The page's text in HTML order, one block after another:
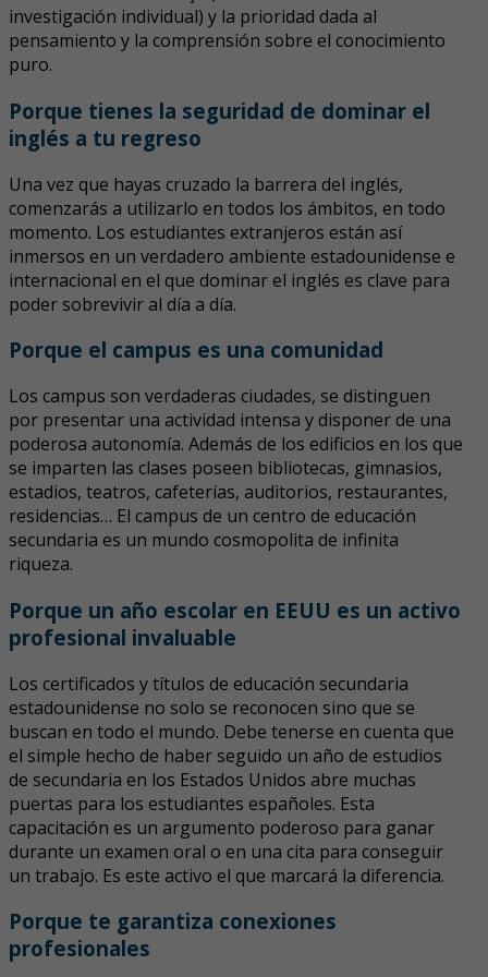
investigación individual) y la prioridad dada al
pensamiento y la comprensión sobre el conocimiento
puro.
Porque tienes la seguridad de dominar el
inglés a tu regreso
Una vez que hayas cruzado la barrera del inglés,
comenzarás a utilizarlo en todos los ámbitos, en todo
momento. Los estudiantes extranjeros están así
inmersos en un verdadero ambiente estadounidense e
internacional en el que dominar el inglés es clave para
poder sobrevivir al día a día.
Porque el campus es una comunidad
Los campus son verdaderas ciudades, se distinguen
por presentar una actividad intensa y disponer de una
poderosa autonomía. Además de los edificios en los que
se imparten las clases poseen bibliotecas, gimnasios,
estadios, teatros, cafeterías, auditorios, restaurantes,
residencias… El campus de un centro de educación
secundaria es un mundo cosmopolita de infinita
riqueza.
Porque un año escolar en EEUU es un activo
profesional invaluable
Los certificados y títulos de educación secundaria
estadounidense no solo se reconocen sino que se
buscan en todo el mundo. Debe tenerse en cuenta que
el simple hecho de haber seguido un año de estudios
de secundaria en los Estados Unidos abre muchas
puertas para los estudiantes españoles. Esta
capacitación es un argumento poderoso para ganar
durante un examen oral o en una cita para conseguir
un trabajo. Es este activo el que marcará la diferencia.
Porque te garantiza conexiones
profesionales